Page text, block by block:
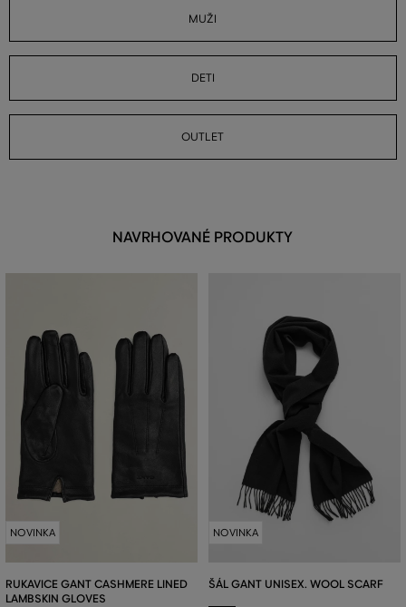
MUŽI
DETI
OUTLET
NAVRHOVANÉ PRODUKTY
NOVINKA
RUKAVICE GANT CASHMERE LINED
LAMBSKIN GLOVES
NOVINKA
ŠÁL GANT UNISEX. WOOL SCARF